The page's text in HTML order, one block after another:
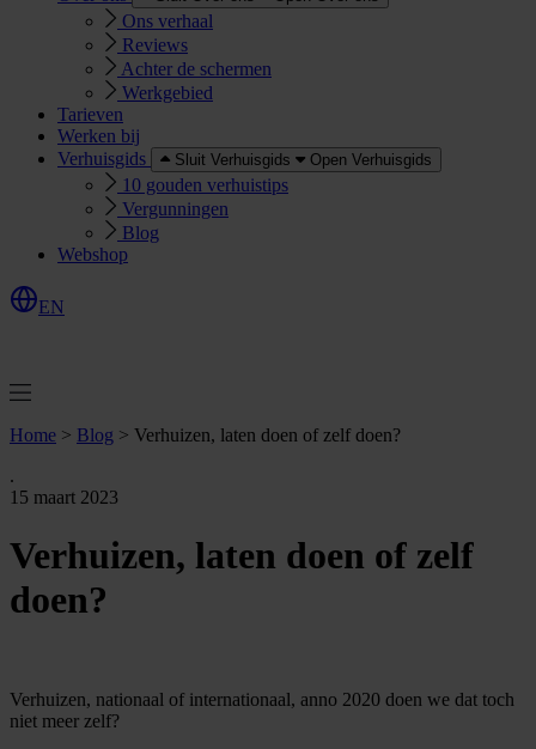
Ons verhaal
Reviews
Achter de schermen
Werkgebied
Tarieven
Werken bij
Verhuisgids
Sluit Verhuisgids Open Verhuisgids
10 gouden verhuistips
Vergunningen
Blog
Webshop
EN
Home > Blog > Verhuizen, laten doen of zelf doen?
.
15 maart 2023
Verhuizen, laten doen of zelf
doen?
Verhuizen, nationaal of internationaal, anno 2020 doen we dat toch
niet meer zelf?